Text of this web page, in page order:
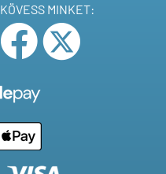
KÖVESS MINKET: